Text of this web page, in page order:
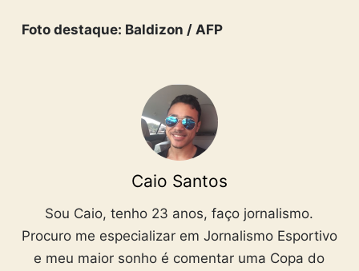
Foto destaque: Baldizon / AFP
Caio Santos
Sou Caio, tenho 23 anos, faço jornalismo.
Procuro me especializar em Jornalismo Esportivo
e meu maior sonho é comentar uma Copa do